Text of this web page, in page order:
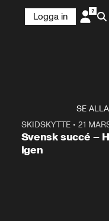
Logga in
SE ALLA
SKIDSKYTTE• 21
Svensk succé –
igen